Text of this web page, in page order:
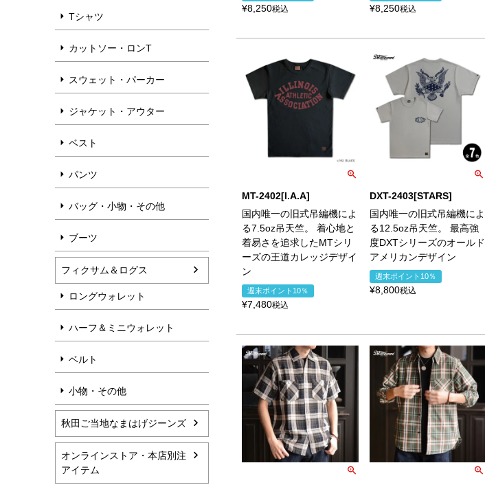
Tシャツ
カットソー・ロンT
スウェット・パーカー
ジャケット・アウター
ベスト
パンツ
バッグ・小物・その他
ブーツ
フィクサム＆ログス
ロングウォレット
ハーフ＆ミニウォレット
ベルト
小物・その他
秋田ご当地なまはげジーンズ
オンラインストア・本店別注
アイテム
¥8,250税込 ¥8,250税込
MT-2402[I.A.A]
国内唯一の旧式吊編機によ
る7.5oz吊天竺。 着心地と
着易さを追求したMTシリ
ーズの王道カレッジデザイ
ン
週末ポイント10％
¥7,480税込
DXT-2403[STARS]
国内唯一の旧式吊編機によ
る12.5oz吊天竺。 最高強
度DXTシリーズのオールド
アメリカンデザイン
週末ポイント10％
¥8,800税込